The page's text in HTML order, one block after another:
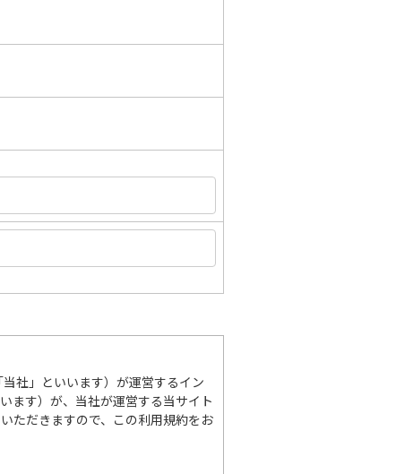
社」といいます）が運営するイン
ます）が、当社が運営する当サイト
ただきますので、この利用規約をお